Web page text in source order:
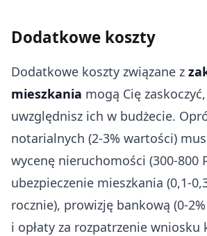
Dodatkowe koszty
Dodatkowe koszty związane z
mieszkania mogą Cię
uwzględnisz ich w budżecie.
notarialnych (2-3% wartości)
wycenę nieruchomości (300-800
ubezpieczenie mieszkania (0,1-
rocznie), prowizję bankową (0-
i opłaty za rozpatrzenie wniosku